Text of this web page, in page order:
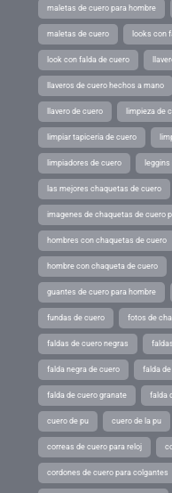
maletas de cuero para hombre
maletas de cuero looks con
look con falda de cuero
llaveros de cuero hechos a mano
llavero de cuero limpieza de
limpiar tapiceria de cuero
limpiadores de cuero
las mejores chaquetas de cuero
imagenes de chaquetas de cuero
hombres con chaquetas de cuero
hombre con chaqueta de cuero
guantes de cuero para hombre
fundas de cuero fotos de
faldas de cuero negras
falda negra de cuero falda
falda de cuero granate falda
cuero de pu cuero de la pu
correas de cuero para reloj
cordones de cuero para colgantes